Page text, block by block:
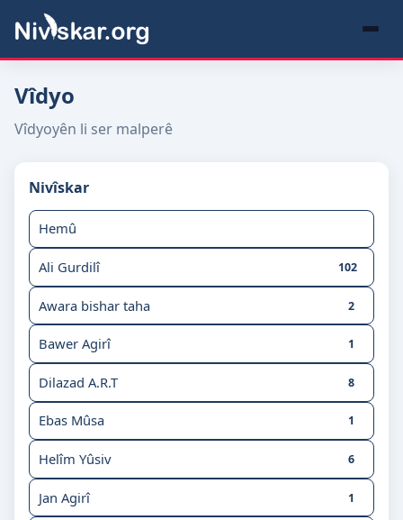
Vîdyo
Vîdyoyên li ser malperê
Nivîskar
Hemû
Ali Gurdilî 102
Awara bishar taha 2
Bawer Agirî 1
Dilazad A.R.T 8
Ebas Mûsa 1
Helîm Yûsiv 6
Jan Agirî 1